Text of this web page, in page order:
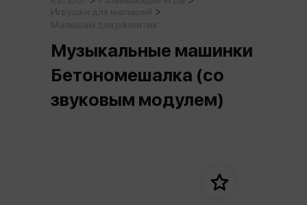
Музыкальные машинки
Бетономешалка (со
звуковым модулем)